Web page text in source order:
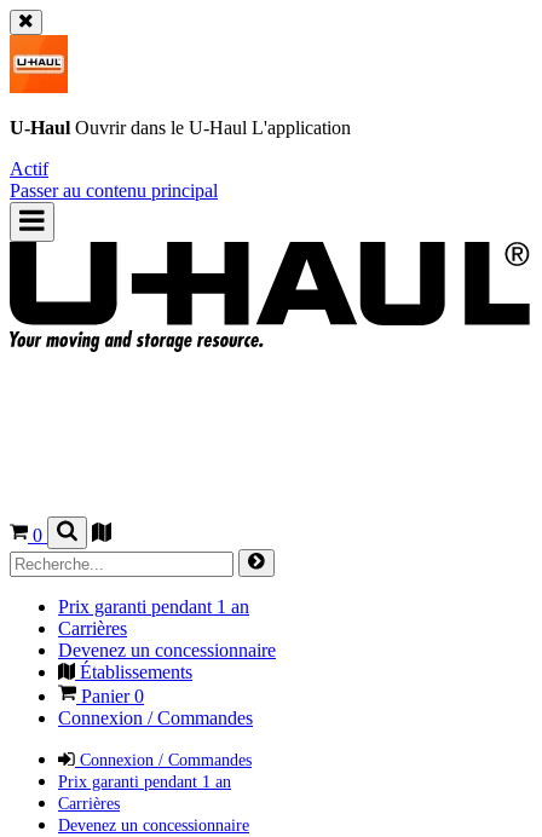
U-Haul Ouvrir dans le U-Haul L'application
Actif
Passer au contenu principal
0
Prix garanti pendant 1 an
Carrières
Devenez un concessionnaire
Établissements
Panier0
Connexion / Commandes
Connexion / Commandes
Prix garanti pendant 1 an
Carrières
Devenez un concessionnaire